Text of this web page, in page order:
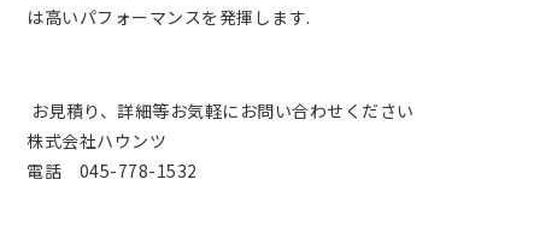
は高いパフォーマンスを発揮します.
お見積り、詳細等お気軽にお問い合わせください
株式会社ハウンツ
電話 045-778-1532